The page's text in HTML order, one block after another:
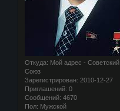
Откуда: Мой адрес - Советский
Союз
Зарегистрирован: 2010-12-27
Приглашений: 0
Сообщений: 4670
Пол: Мужской